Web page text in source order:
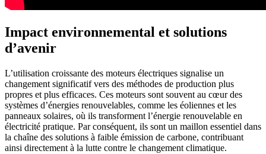
Impact environnemental et solutions
d’avenir
L’utilisation croissante des moteurs électriques signalise un
changement significatif vers des méthodes de production plus
propres et plus efficaces. Ces moteurs sont souvent au cœur des
systèmes d’énergies renouvelables, comme les éoliennes et les
panneaux solaires, où ils transforment l’énergie renouvelable en
électricité pratique. Par conséquent, ils sont un maillon essentiel dans
la chaîne des solutions à faible émission de carbone, contribuant
ainsi directement à la lutte contre le changement climatique.